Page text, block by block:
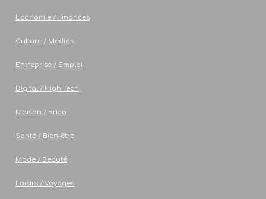
Economie / Finances
Culture / Medias
Entreprise / Emploi
Digital / High-Tech
Maison / Brico
Santé / Bien-être
Mode / Beauté
Loisirs / Voyages